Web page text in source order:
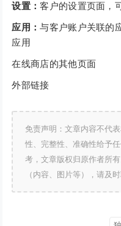
设置：客户的设置页面，
应用：与客户账户关联的
应用
在线商店的其他页面
外部链接
免责声明：文章内容不代
性、完整性、准确性给予
考，文章版权归原作者所
（内容、图片等），请及